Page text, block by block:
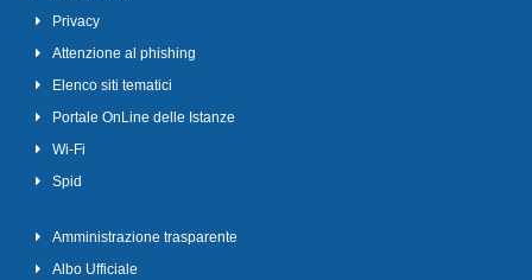
Privacy
Attenzione al phishing
Elenco siti tematici
Portale OnLine delle Istanze
Wi-Fi
Spid
Amministrazione trasparente
Albo Ufficiale